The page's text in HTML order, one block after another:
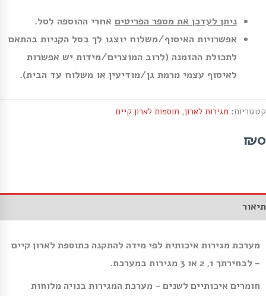
ניתן לעדכן את מספר הפריטים אחרי ההוספה לסל.
אפשרויות האיסוף/משלוח יוצגו לך בסל הקניות בהתאם
לתכולת ההזמנה (לרוב המוצרים/מידות יש אפשרות
לאיסוף עצמי מרמת גן/מודיעין או משלוח עד הבית).
קטגוריות: מגירות לארון, תוספות לארון קיים
₪0
תיאור
מערכת מגירות איכותית לפי מידה להתקנה כתוספת לארון קיים
– לבחירתך 1, 2 או 3 מגירות במערכת.
חומרים איכותיים לשנים – מערכת המגירות בנויה מלוחות